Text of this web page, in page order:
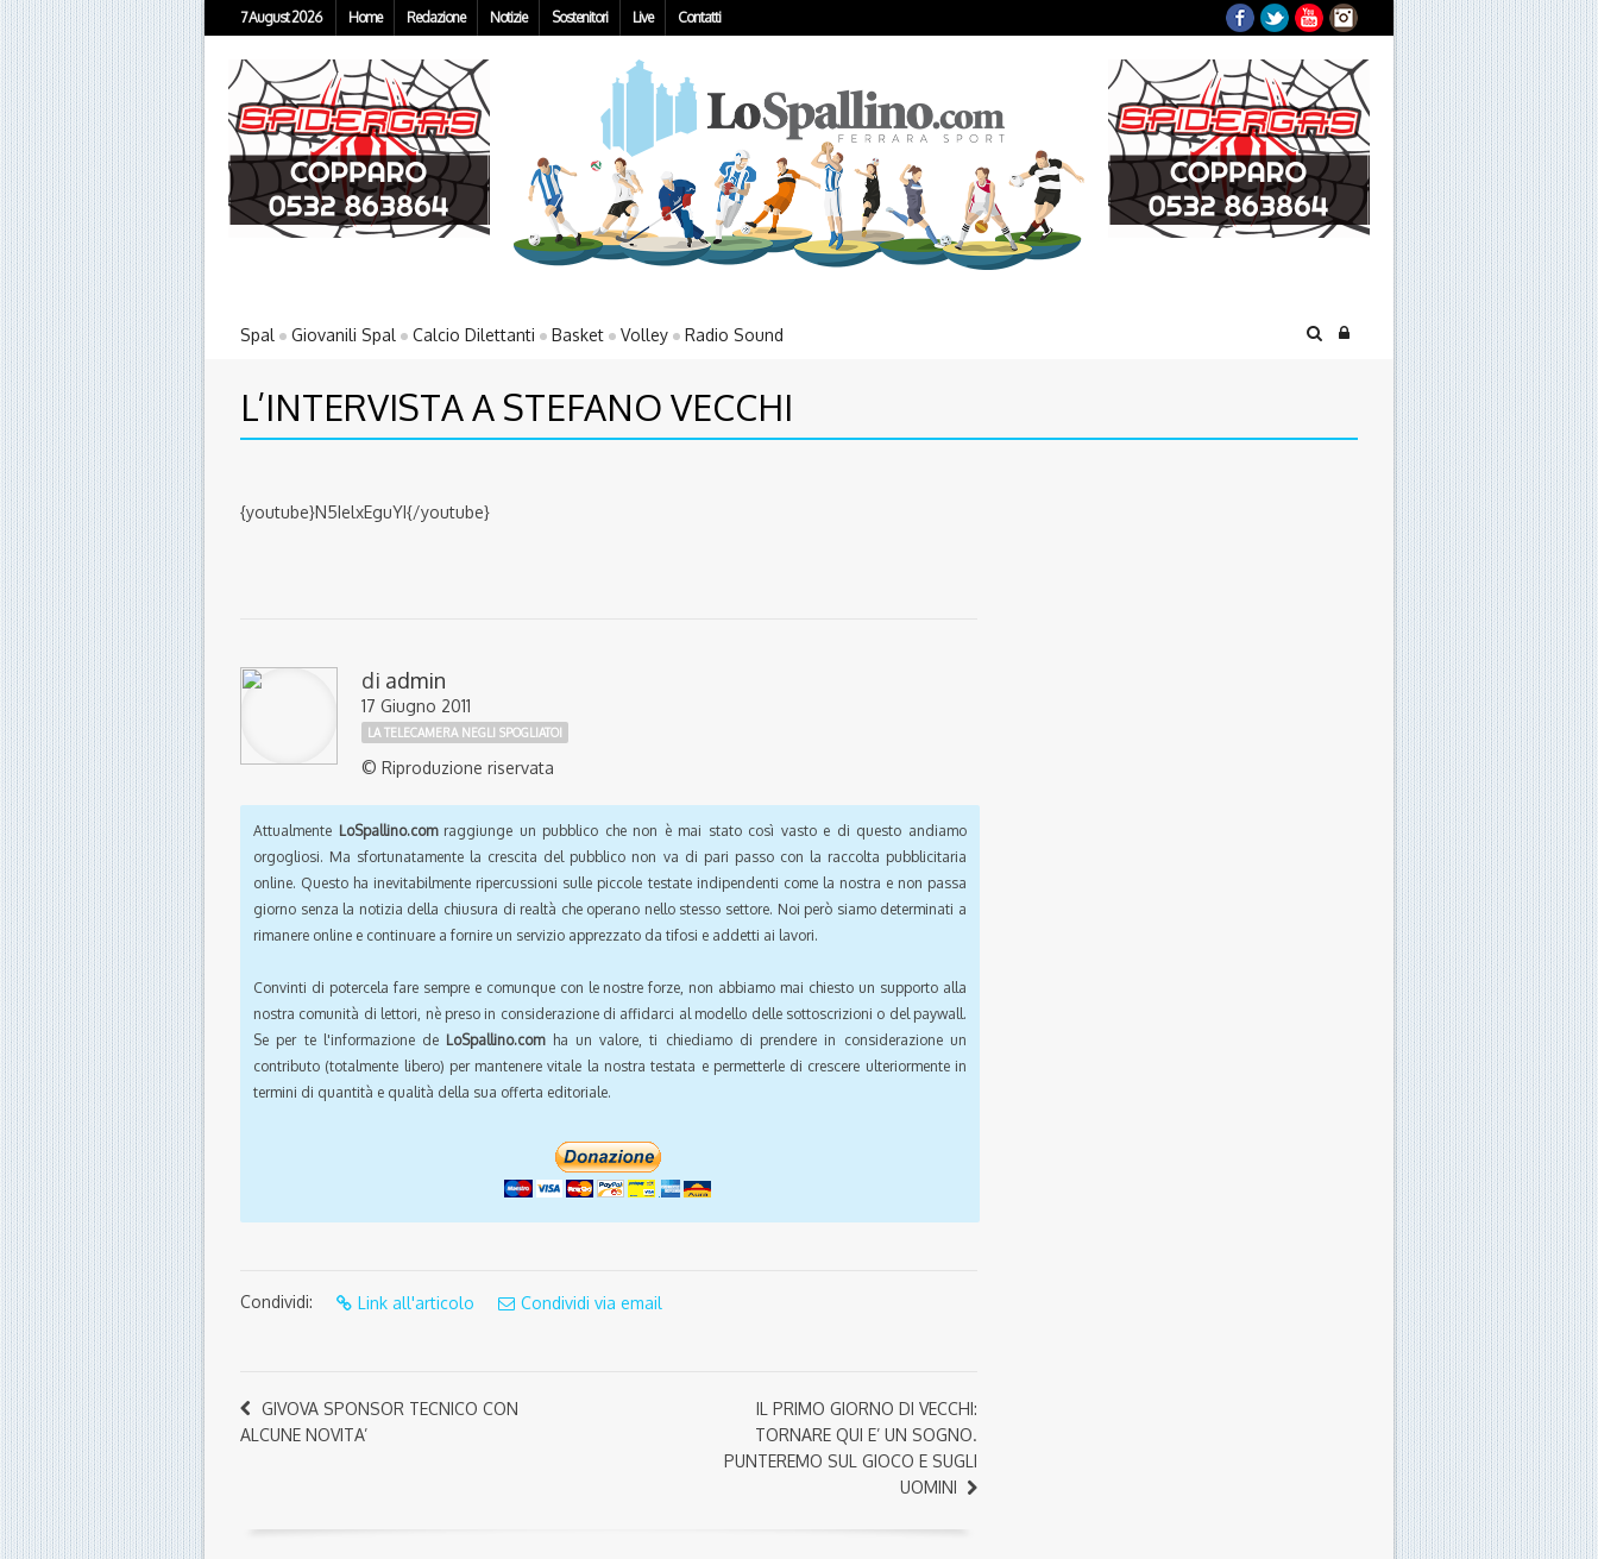
7 August 2026 Home Redazione Notizie Sostenitori Live Contatti Facebook
TwitterYouTubeInstagram
Spal Giovanili Spal Calcio Dilettanti Basket Volley Radio Sound
L’INTERVISTA A STEFANO VECCHI
{youtube}N5IelxEguYI{/youtube}
di admin
17 Giugno 2011
LA TELECAMERA NEGLI SPOGLIATOI
© Riproduzione riservata
Attualmente LoSpallino.comraggiunge un pubblico che non è mai stato così vasto e di questo andiamo
orgogliosi. Ma sfortunatamente la crescita del pubblico non va di pari passo con la raccolta pubblicitaria
online. Questo ha inevitabilmente ripercussioni sulle piccole testate indipendenti come la nostra e non passa
giorno senza la notizia della chiusura di realtà che operano nello stesso settore. Noi però siamo determinati a
rimanere online e continuare a fornire un servizio apprezzato da tifosi e addetti ai lavori.
Convinti di potercela fare sempre e comunque con le nostre forze, non abbiamo mai chiesto un supporto alla
nostra comunità di lettori, nè preso in considerazione di affidarci al modello delle sottoscrizioni o del paywall.
Se per te l'informazione de LoSpallino.comha un valore, ti chiediamo di prendere in considerazione un
contributo (totalmente libero) per mantenere vitale la nostra testata e permetterle di crescere ulteriormente in
termini di quantità e qualità della sua offerta editoriale.
Condividi: Link all'articolo Condividi via email
GIVOVA SPONSOR TECNICO CON
ALCUNE NOVITA’
IL PRIMO GIORNO DI VECCHI:
TORNARE QUI E’ UN SOGNO.
PUNTEREMO SUL GIOCO E SUGLI
UOMINI